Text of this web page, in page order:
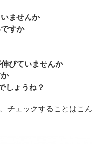
ませんか
すか
びていませんか
しょうね？
チェックすることはこん